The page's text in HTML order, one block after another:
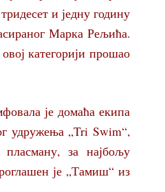
и једну годину
Марка Рељића.
категорији прошао
је домаћа екипа
удружења „Tri Swim“,
за најбољу
је „Тамиш“ из